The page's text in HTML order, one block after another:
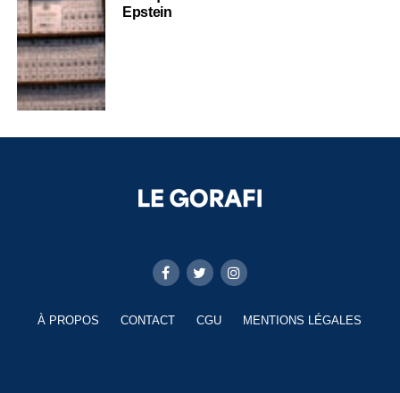
Epstein
À PROPOS CONTACT CGU MENTIONS LÉGALES